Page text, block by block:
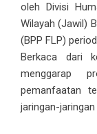
oleh Divisi
Wilayah (Jawil)
(BPP FLP)
Berkaca dari
menggarap
pemanfaatan
jaringan-